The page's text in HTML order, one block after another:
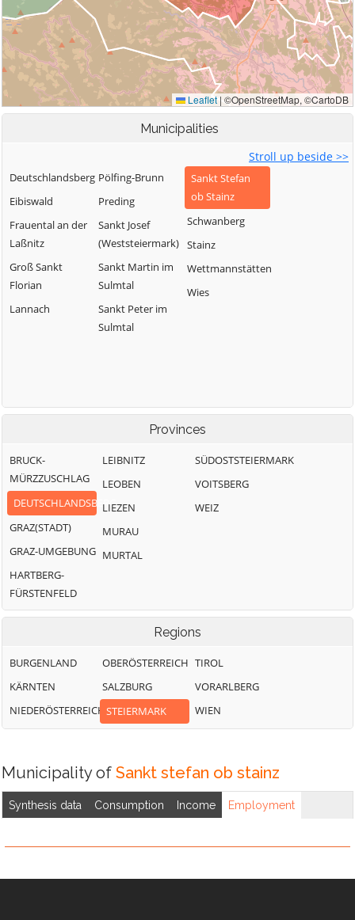
Municipalities
Stroll up beside >>
Deutschlandsberg
Eibiswald
Frauental an der
Laßnitz
Groß Sankt
Florian
Lannach
Pölfing-Brunn
Preding
Sankt Josef
(Weststeiermark)
Sankt Martin im
Sulmtal
Sankt Peter im
Sulmtal
Sankt Stefan
ob Stainz
Schwanberg
Stainz
Wettmannstätten
Wies
Provinces
BRUCK-
MÜRZZUSCHLAG
DEUTSCHLANDSBERG
GRAZ(STADT)
GRAZ-UMGEBUNG
HARTBERG-
FÜRSTENFELD
LEIBNITZ
LEOBEN
LIEZEN
MURAU
MURTAL
SÜDOSTSTEIERMARK
VOITSBERG
WEIZ
Regions
BURGENLAND
KÄRNTEN
NIEDERÖSTERREICH
OBERÖSTERREICH
SALZBURG
STEIERMARK
TIROL
VORARLBERG
WIEN
Municipality of Sankt stefan ob stainz
Synthesis data Consumption Income Employment